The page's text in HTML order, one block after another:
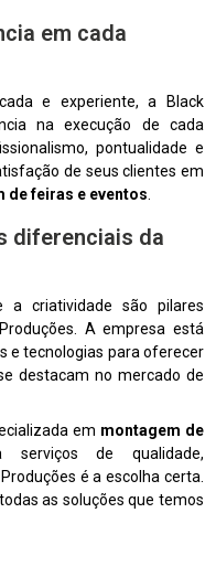
em cada
e experiente, a Black
na execução de cada
pontualidade e
de seus clientes em
de feiras e eventos
diferenciais da
a criatividade são pilares
A empresa está
e tecnologias para oferecer
destacam no mercado de
em montagem de
de qualidade,
é a escolha certa.
as soluções que temos